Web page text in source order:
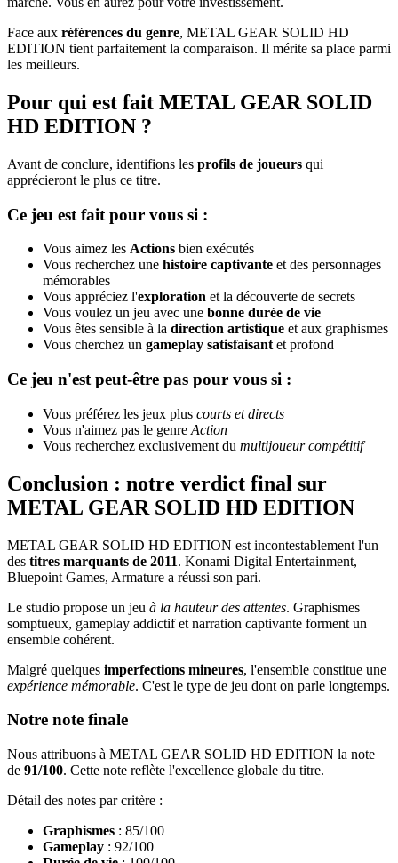
Face aux références du genre, METAL GEAR SOLID HD
EDITION tient parfaitement la comparaison. Il mérite sa place parmi
les meilleurs.
Pour qui est fait METAL GEAR SOLID
HD EDITION ?
Avant de conclure, identifions les profils de joueurs qui
apprécieront le plus ce titre.
Ce jeu est fait pour vous si :
Vous aimez les Actions bien exécutés
Vous recherchez une histoire captivante et des personnages
mémorables
Vous appréciez l'exploration et la découverte de secrets
Vous voulez un jeu avec une bonne durée de vie
Vous êtes sensible à la direction artistique et aux graphismes
Vous cherchez un gameplay satisfaisant et profond
Ce jeu n'est peut-être pas pour vous si :
Vous préférez les jeux plus courts et directs
Vous n'aimez pas le genre Action
Vous recherchez exclusivement du multijoueur compétitif
Conclusion : notre verdict final sur
METAL GEAR SOLID HD EDITION
METAL GEAR SOLID HD EDITION est incontestablement l'un
des titres marquants de 2011. Konami Digital Entertainment,
Bluepoint Games, Armature a réussi son pari.
Le studio propose un jeu à la hauteur des attentes. Graphismes
somptueux, gameplay addictif et narration captivante forment un
ensemble cohérent.
Malgré quelques imperfections mineures, l'ensemble constitue une
expérience mémorable. C'est le type de jeu dont on parle longtemps.
Notre note finale
Nous attribuons à METAL GEAR SOLID HD EDITION la note
de 91/100. Cette note reflète l'excellence globale du titre.
Détail des notes par critère :
Graphismes : 85/100
Gameplay : 92/100